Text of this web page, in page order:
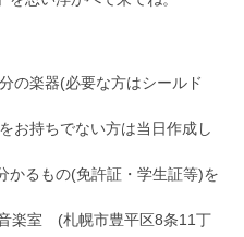
の楽器(必要な方はシールド
でない方は当日作成し
(免許証・学生証等)を
室 (札幌市豊平区8条11丁